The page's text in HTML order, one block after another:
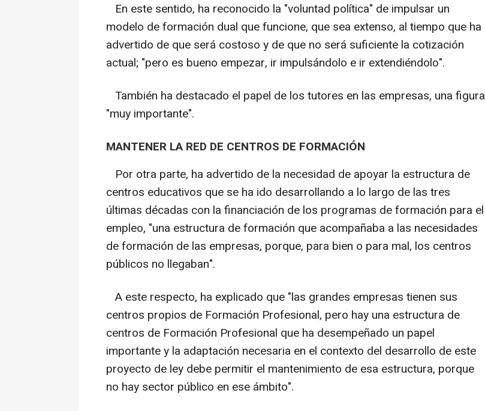
En este sentido, ha reconocido la "voluntad política" de impulsar un
modelo de formación dual que funcione, que sea extenso, al tiempo que ha
advertido de que será costoso y de que no será suficiente la cotización
actual; "pero es bueno empezar, ir impulsándolo e ir extendiéndolo".
También ha destacado el papel de los tutores en las empresas, una figura
"muy importante".
MANTENER LA RED DE CENTROS DE FORMACIÓN
Por otra parte, ha advertido de la necesidad de apoyar la estructura de
centros educativos que se ha ido desarrollando a lo largo de las tres
últimas décadas con la financiación de los programas de formación para el
empleo, "una estructura de formación que acompañaba a las necesidades
de formación de las empresas, porque, para bien o para mal, los centros
públicos no llegaban".
A este respecto, ha explicado que "las grandes empresas tienen sus
centros propios de Formación Profesional, pero hay una estructura de
centros de Formación Profesional que ha desempeñado un papel
importante y la adaptación necesaria en el contexto del desarrollo de este
proyecto de ley debe permitir el mantenimiento de esa estructura, porque
no hay sector público en ese ámbito".